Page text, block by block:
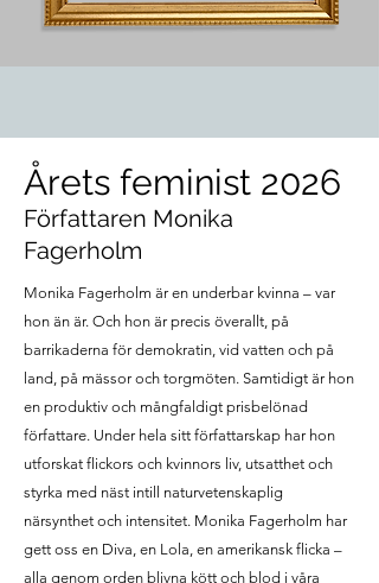
Årets feminist 2026
Författaren Monika
Fagerholm
Monika Fagerholm är en underbar kvinna – var
hon än är. Och hon är precis överallt, på
barrikaderna för demokratin, vid vatten och på
land, på mässor och torgmöten. Samtidigt är hon
en produktiv och mångfaldigt prisbelönad
författare. Under hela sitt författarskap har hon
utforskat flickors och kvinnors liv, utsatthet och
styrka med näst intill naturvetenskaplig
närsynthet och intensitet. Monika Fagerholm har
gett oss en Diva, en Lola, en amerikansk flicka –
alla genom orden blivna kött och blod i våra